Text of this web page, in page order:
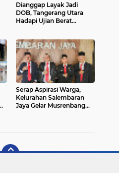
Dianggap Layak Jadi
DOB, Tangerang Utara
Hadapi Ujian Berat
Serap Aspirasi Warga,
Kelurahan Salembaran
Jaya Gelar Musrenbang